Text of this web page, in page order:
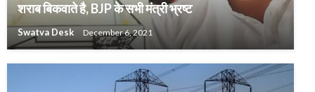
शराब बिकवाते है, BJP के सभी मंत्री भ्रष्ट
Swatva Desk December 6, 2021